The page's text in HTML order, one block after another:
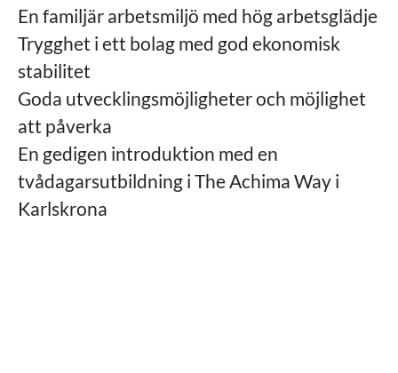
En familjär arbetsmiljö med hög arbetsglädje
Trygghet i ett bolag med god ekonomisk
stabilitet
Goda utvecklingsmöjligheter och möjlighet
att påverka
En gedigen introduktion med en
tvådagarsutbildning i The Achima Way i
Karlskrona